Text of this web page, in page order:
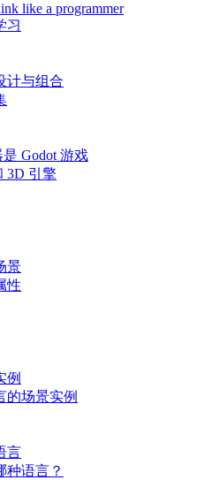
like a programmer
习
计与组合
Godot 游戏
3D 引擎
景
性
例
的场景实例
言
种语言？